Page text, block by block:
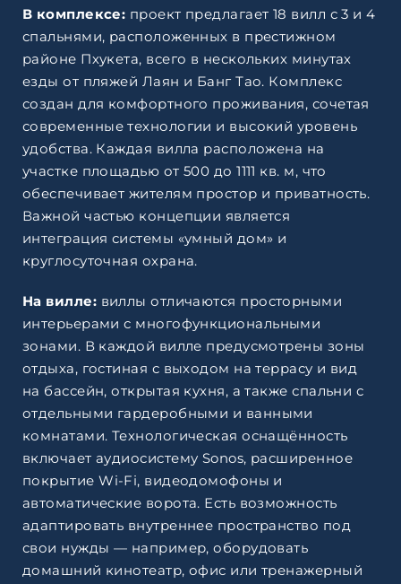
В комплексе: проект предлагает 18 вилл с 3 и 4
спальнями, расположенных в престижном
районе Пхукета, всего в нескольких минутах
езды от пляжей Лаян и Банг Тао. Комплекс
создан для комфортного проживания, сочетая
современные технологии и высокий уровень
удобства. Каждая вилла расположена на
участке площадью от 500 до 1111 кв. м, что
обеспечивает жителям простор и приватность.
Важной частью концепции является
интеграция системы «умный дом» и
круглосуточная охрана.
На вилле: виллы отличаются просторными
интерьерами с многофункциональными
зонами. В каждой вилле предусмотрены зоны
отдыха, гостиная с выходом на террасу и вид
на бассейн, открытая кухня, а также спальни с
отдельными гардеробными и ванными
комнатами. Технологическая оснащённость
включает аудиосистему Sonos, расширенное
покрытие Wi-Fi, видеодомофоны и
автоматические ворота. Есть возможность
адаптировать внутреннее пространство под
свои нужды — например, оборудовать
домашний кинотеатр, офис или тренажерный